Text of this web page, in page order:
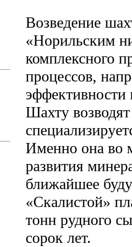
Возведение
«Норильским
комплексного
процессов,
эффективности
Шахту
Именно она во
развития
ближайшее
«Скалистой»
тонн рудного
сорок лет.